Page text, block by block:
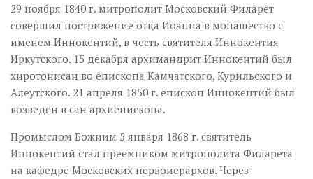
29 ноября 1840 г. митрополит Московский Филарет
совершил пострижение отца Иоанна в монашество с
именем Иннокентий, в честь святителя Иннокентия
Иркутского. 15 декабря архимандрит Иннокентий был
хиротонисан во епископа Камчатского, Курильского и
Алеутского. 21 апреля 1850 г. епископ Иннокентий был
возведен в сан архиепископа.
Промыслом Божиим 5 января 1868 г. святитель
Иннокентий стал преемником митрополита Филарета
на кафедре Московских первоиерархов. Через